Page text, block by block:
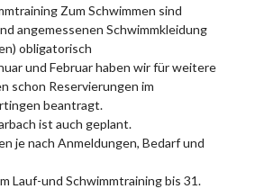
Zum Schwimmen sind
angemessenen Schwimmkleidung
obligatorisch
und Februar haben wir für weitere
schon Reservierungen im
beantragt.
ist auch geplant.
je nach Anmeldungen, Bedarf und
Lauf-und Schwimmtraining bis 31.